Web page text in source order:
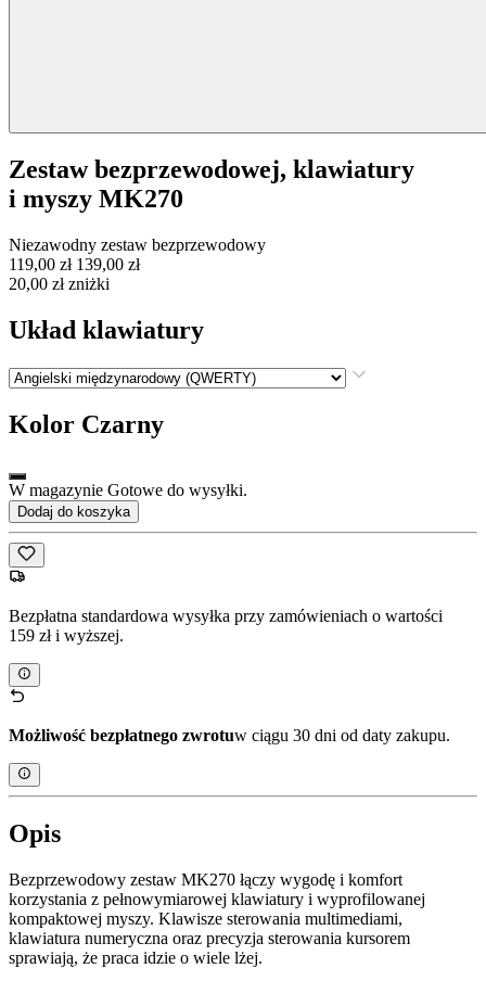
Zestaw bezprzewodowej, klawiatury
i myszy MK270
Niezawodny zestaw bezprzewodowy
119,00 zł 139,00 zł
20,00 zł zniżki
Układ klawiatury
Kolor Czarny
W magazynie Gotowe do wysyłki.
Dodaj do koszyka
Bezpłatna standardowa wysyłka przy zamówieniach o wartości
159 zł i wyższej.
Możliwość bezpłatnego zwrotuw ciągu 30 dni od daty zakupu.
Opis
Bezprzewodowy zestaw MK270 łączy wygodę i komfort
korzystania z pełnowymiarowej klawiatury i wyprofilowanej
kompaktowej myszy. Klawisze sterowania multimediami,
klawiatura numeryczna oraz precyzja sterowania kursorem
sprawiają, że praca idzie o wiele lżej.